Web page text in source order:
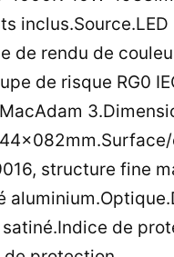
inclus.Source.LED
de rendu de
de risque RG0
structure fine
satiné.Indice de